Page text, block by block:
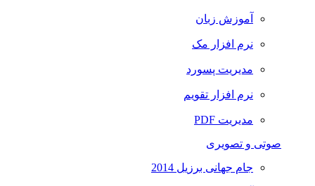
آموزش زبان
نرم افزار مک
مدیریت پسورد
نرم افزار تقویم
مدیریت PDF
صوتی و تصویری
جام جهانی برزیل 2014